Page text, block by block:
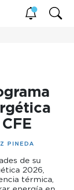
PINEDA
de su
2026,
térmica,